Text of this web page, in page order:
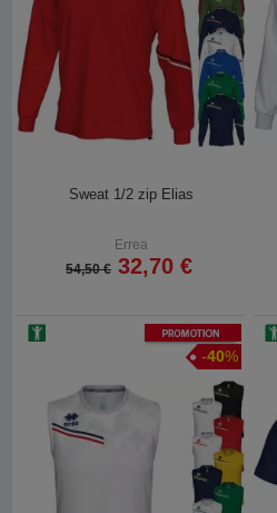
Sweat 1/2 zip Elias
Errea
54,50 € 32,70 €
Promotion
-40%